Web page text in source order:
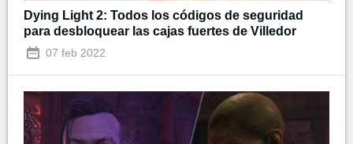
Dying Light 2: Todos los códigos de seguridad
para desbloquear las cajas fuertes de Villedor
07 feb 2022